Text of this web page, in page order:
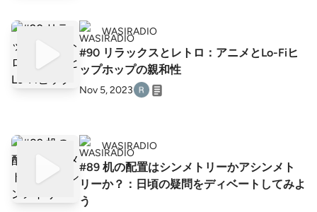
WASIRADIO
#90 リラックスとレトロ：アニメとLo-Fiヒ
ップホップの親和性
Nov 5, 2023
WASIRADIO
#89 机の配置はシンメトリーかアシンメト
リーか？：日頃の疑問をディベートしてみよ
う